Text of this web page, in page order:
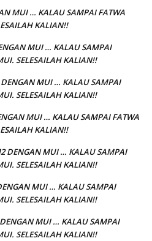
MUI … KALAU SAMPAI FATWA
KALIAN!!
MUI … KALAU SAMPAI
SELESAILAH KALIAN!!
MUI … KALAU SAMPAI
SELESAILAH KALIAN!!
MUI … KALAU SAMPAI FATWA
KALIAN!!
DENGAN MUI … KALAU SAMPAI
SELESAILAH KALIAN!!
MUI … KALAU SAMPAI
SELESAILAH KALIAN!!
MUI … KALAU SAMPAI
SELESAILAH KALIAN!!